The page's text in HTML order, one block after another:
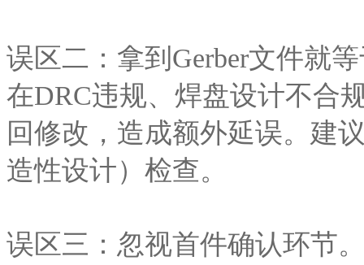
误区二：拿到Gerber文件就
在DRC违规、焊盘设计不合
回修改，造成额外延误。建
造性设计）检查。
误区三：忽视首件确认环节